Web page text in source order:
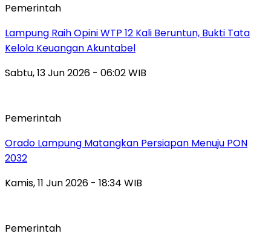
Pemerintah
Lampung Raih Opini WTP 12 Kali Beruntun, Bukti Tata
Kelola Keuangan Akuntabel
Sabtu, 13 Jun 2026 - 06:02 WIB
Pemerintah
Orado Lampung Matangkan Persiapan Menuju PON
2032
Kamis, 11 Jun 2026 - 18:34 WIB
Pemerintah